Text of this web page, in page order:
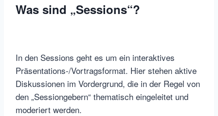
Was sind „Sessions“?
In den Sessions geht es um ein interaktives
Präsentations-/Vortragsformat. Hier stehen aktive
Diskussionen im Vordergrund, die in der Regel von
den „Sessiongebern“ thematisch eingeleitet und
moderiert werden.